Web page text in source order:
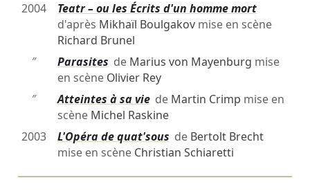
2004
Teatr – ou les Écrits d'un homme mort
d'après Mikhaïl Boulgakovmise en scène
Richard Brunel
″
Parasites de Marius von Mayenburg mise
en scène Olivier Rey
″
Atteintes à sa viede Martin Crimp mise en
scène Michel Raskine
2003
L'Opéra de quat'sous de Bertolt Brecht
mise en scène Christian Schiaretti